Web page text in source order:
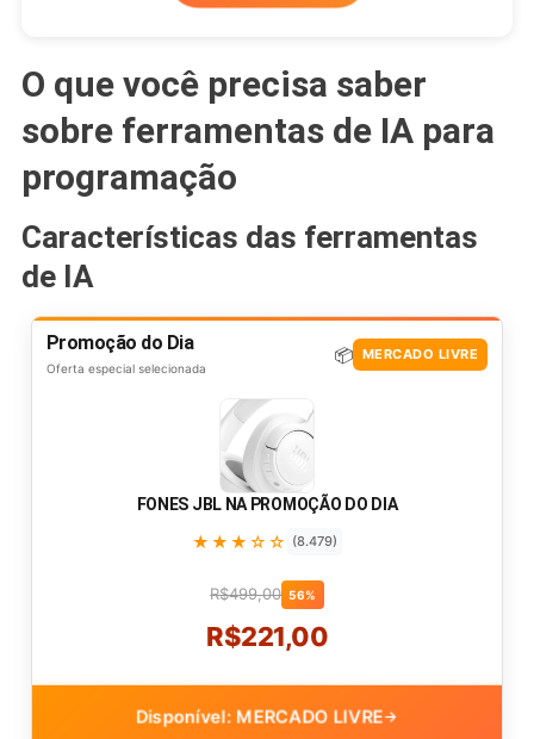
O que você precisa saber
sobre ferramentas de IA para
programação
Características das ferramentas
de IA
Promoção do Dia
Oferta especial selecionada
📦 MERCADO LIVRE
FONES JBL NA PROMOÇÃO DO DIA
★★★☆☆ (8.479)
R$499,00 56%
R$221,00
Disponível: MERCADO LIVRE→